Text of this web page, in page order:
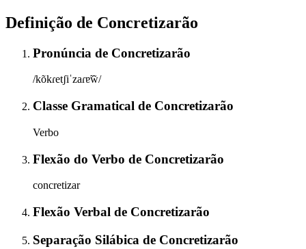
Definição de Concretizarão
Pronúncia de Concretizarão
/kõkɾetʃiˈzaɾɐ̃w̃/
Classe Gramatical de Concretizarão
Verbo
Flexão do Verbo de Concretizarão
concretizar
Flexão Verbal de Concretizarão
Separação Silábica de Concretizarão